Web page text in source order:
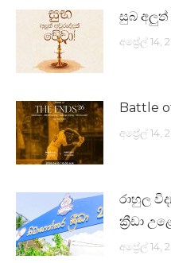
සුබ අලුත්
අප්‍රේල් 14,
Battle
අප්‍රේල් 14,
රාහුල
ක්‍රීඩා
අප්‍රේල් 14,